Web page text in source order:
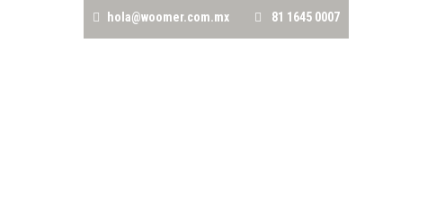
hola@woomer.com.mx 81 1645 0007